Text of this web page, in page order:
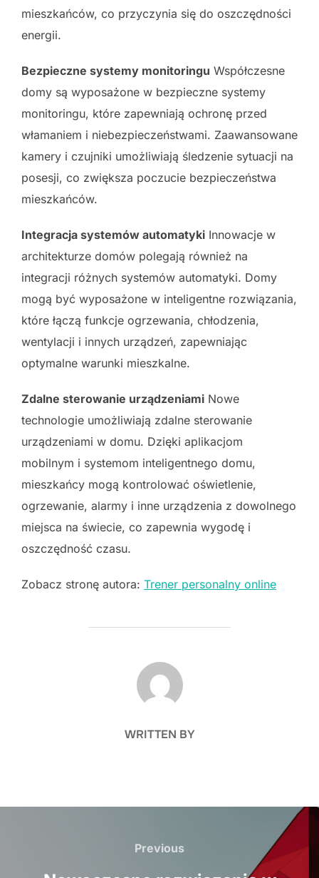
mieszkańców, co przyczynia się do oszczędności
energii.
Bezpieczne systemy monitoringu Współczesne
domy są wyposażone w bezpieczne systemy
monitoringu, które zapewniają ochronę przed
włamaniem i niebezpieczeństwami. Zaawansowane
kamery i czujniki umożliwiają śledzenie sytuacji na
posesji, co zwiększa poczucie bezpieczeństwa
mieszkańców.
Integracja systemów automatyki Innowacje w
architekturze domów polegają również na
integracji różnych systemów automatyki. Domy
mogą być wyposażone w inteligentne rozwiązania,
które łączą funkcje ogrzewania, chłodzenia,
wentylacji i innych urządzeń, zapewniając
optymalne warunki mieszkalne.
Zdalne sterowanie urządzeniami Nowe
technologie umożliwiają zdalne sterowanie
urządzeniami w domu. Dzięki aplikacjom
mobilnym i systemom inteligentnego domu,
mieszkańcy mogą kontrolować oświetlenie,
ogrzewanie, alarmy i inne urządzenia z dowolnego
miejsca na świecie, co zapewnia wygodę i
oszczędność czasu.
Zobacz stronę autora: Trener personalny online
POST AUTHOR
WRITTEN BY
Previous
Previous